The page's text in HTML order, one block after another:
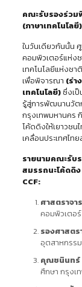
คณะรับรองร่วม
(ภาษาเทคโนโลยี)
ในวันเดียวกันนั้น
คอมพิวเตอร์แห่ง
เทคโนโลยีแห่งชา
เพื่อพิจารณา (ร่า
เทคโนโลยี)ซึ่งเป็
รู้สู่การพัฒนานวัต
กรุงเทพมหานคร
โค้ดดิงให้เยาวช
เคลื่อนประเทศไ
รายนามคณะรับ
สมรรถนะโค้ดดิ
CCF:
ศาสตราจ
คอมพิวเตอ
รองศาสต
อุตสาหกรร
คุณชนินทร์
ศึกษา กรุงเ